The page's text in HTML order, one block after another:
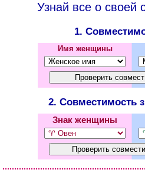
Узнай все о своей
1.
Имя женщины
2. Совместимость
Знак женщины